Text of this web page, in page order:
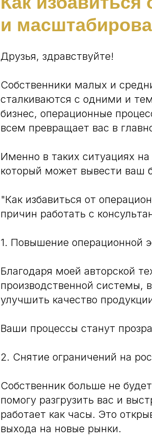
и
Друзья, здравствуйте!
Собственники малых и
сталкиваются с одними и
бизнес, операционные
всем превращает вас в
Именно в таких ситуациях
который может вывести ваш
"Как избавиться от
причин работать с
1. Повышение операционной
Благодаря моей авторской
производственной системы,
улучшить качество
Ваши процессы станут
2. Снятие ограничений на
Собственник больше не
помогу разгрузить вас и
работает как часы. Это
выхода на новые рынки.